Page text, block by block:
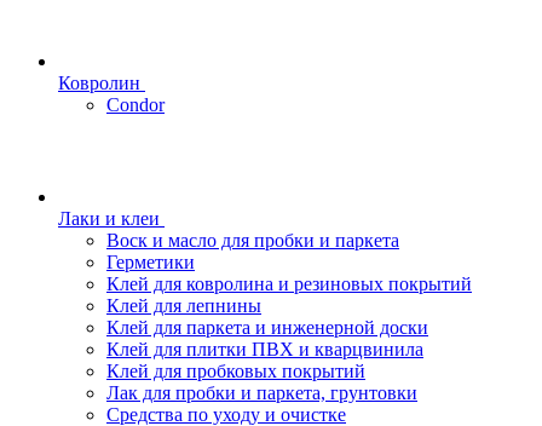
Ковролин
Condor
Лаки и клеи
Воск и масло для пробки и паркета
Герметики
Клей для ковролина и резиновых покрытий
Клей для лепнины
Клей для паркета и инженерной доски
Клей для плитки ПВХ и кварцвинила
Клей для пробковых покрытий
Лак для пробки и паркета, грунтовки
Средства по уходу и очистке